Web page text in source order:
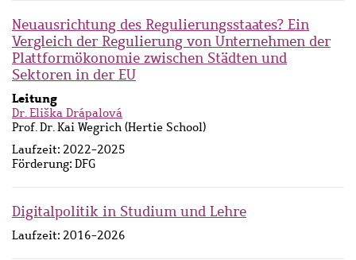
Neuausrichtung des Regulierungsstaates? Ein
Vergleich der Regulierung von Unternehmen der
Plattformökonomie zwischen Städten und
Sektoren in der EU
Leitung
Dr. Eliška Drápalová
Prof. Dr. Kai Wegrich (Hertie School)
Laufzeit: 2022-2025
Förderung: DFG
Digitalpolitik in Studium und Lehre
Laufzeit: 2016-2026